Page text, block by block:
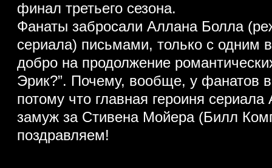
финал третьего сезона.
Фанаты забросали Аллана Болла
сериала) письмами, только с одним
добро на продолжение
Эрик?”. Почему, вообще, у фанатов
потому что главная героиня
замуж за Стивена Мойера (Билл
поздравляем!